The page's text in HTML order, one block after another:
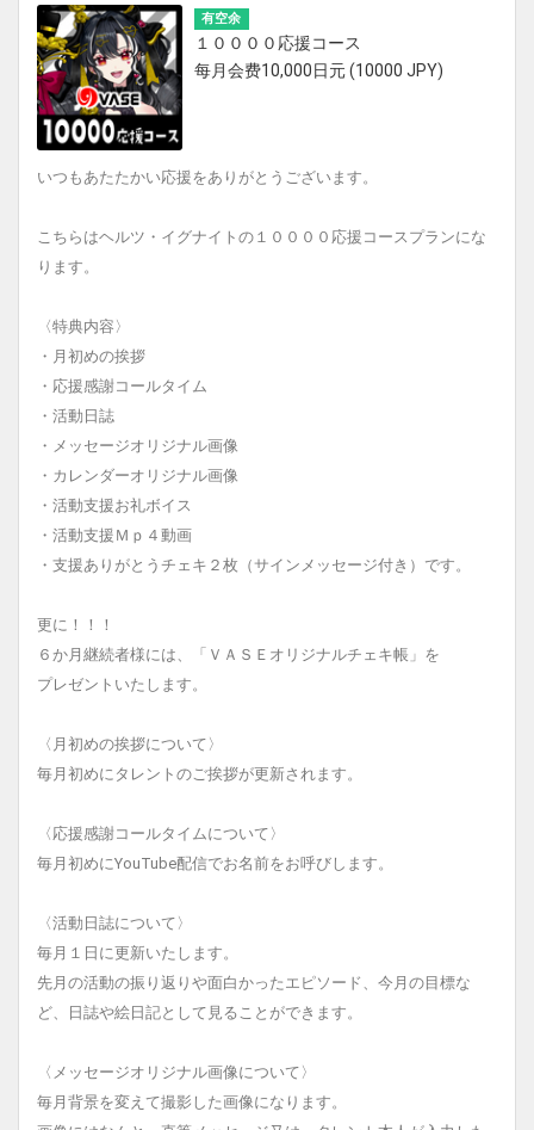
有空余
１００００応援コース
每月会费10,000日元 (10000 JPY)
いつもあたたかい応援をありがとうございます。
こちらはヘルツ・イグナイトの１００００応援コースプランにな
ります。
〈特典内容〉
・月初めの挨拶
・応援感謝コールタイム
・活動日誌
・メッセージオリジナル画像
・カレンダーオリジナル画像
・活動支援お礼ボイス
・活動支援Ｍｐ４動画
・支援ありがとうチェキ２枚（サインメッセージ付き）です。
更に！！！
６か月継続者様には、「ＶＡＳＥオリジナルチェキ帳」を
プレゼントいたします。
〈月初めの挨拶について〉
毎月初めにタレントのご挨拶が更新されます。
〈応援感謝コールタイムについて〉
毎月初めにYouTube配信でお名前をお呼びします。
〈活動日誌について〉
毎月１日に更新いたします。
先月の活動の振り返りや面白かったエピソード、今月の目標な
ど、日誌や絵日記として見ることができます。
〈メッセージオリジナル画像について〉
毎月背景を変えて撮影した画像になります。